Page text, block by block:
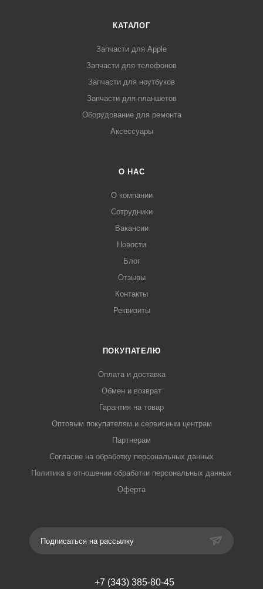
КАТАЛОГ
Запчасти для Apple
Запчасти для телефонов
Запчасти для ноутбуков
Запчасти для планшетов
Оборудование для ремонта
Аксессуары
О НАС
О компании
Сотрудники
Вакансии
Новости
Блог
Отзывы
Контакты
Реквизиты
ПОКУПАТЕЛЮ
Оплата и доставка
Обмен и возврат
Гарантия на товар
Оптовым покупателям и сервисным центрам
Партнерам
Согласие на обработку персональных данных
Политика в отношении обработки персональных данных
Оферта
Подписаться на рассылку
+7 (343) 385-80-45